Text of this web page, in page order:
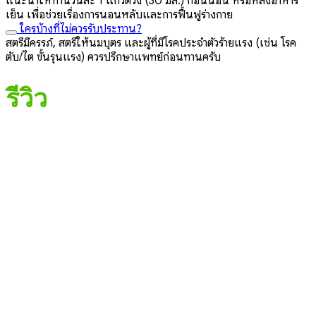
เย็น เพื่อช่วยเรื่องการนอนหลับและการฟื้นฟูร่างกาย
ใครบ้างที่ไม่ควรรับประทาน?
สตรีมีครรภ์, สตรีให้นมบุตร และผู้ที่มีโรคประจำตัวร้ายแรง (เช่น โรค
ตับ/ไต ขั้นรุนแรง) ควรปรึกษาแพทย์ก่อนทานครับ
รีวิว